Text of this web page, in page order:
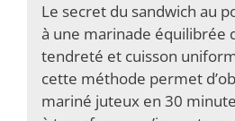
Le secret du sandwich au
à une marinade équilibrée
tendreté et cuisson
cette méthode permet
mariné juteux en 30